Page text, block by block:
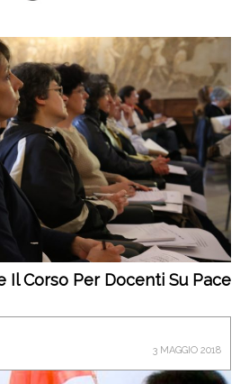
Il Corso Per Docenti Su Pace
3 MAGGIO 2018